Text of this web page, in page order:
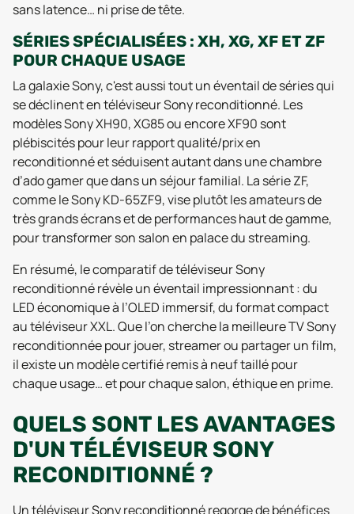
sans latence… ni prise de tête.
SÉRIES SPÉCIALISÉES : XH, XG, XF ET ZF
POUR CHAQUE USAGE
La galaxie Sony, c'est aussi tout un éventail de séries qui
se déclinent en téléviseur Sony reconditionné. Les
modèles Sony XH90, XG85 ou encore XF90 sont
plébiscités pour leur rapport qualité/prix en
reconditionné et séduisent autant dans une chambre
d’ado gamer que dans un séjour familial. La série ZF,
comme le Sony KD-65ZF9, vise plutôt les amateurs de
très grands écrans et de performances haut de gamme,
pour transformer son salon en palace du streaming.
En résumé, le comparatif de téléviseur Sony
reconditionné révèle un éventail impressionnant : du
LED économique à l’OLED immersif, du format compact
au téléviseur XXL. Que l’on cherche la meilleure TV Sony
reconditionnée pour jouer, streamer ou partager un film,
il existe un modèle certifié remis à neuf taillé pour
chaque usage… et pour chaque salon, éthique en prime.
QUELS SONT LES AVANTAGES
D'UN TÉLÉVISEUR SONY
RECONDITIONNÉ ?
Un téléviseur Sony reconditionné regorge de bénéfices